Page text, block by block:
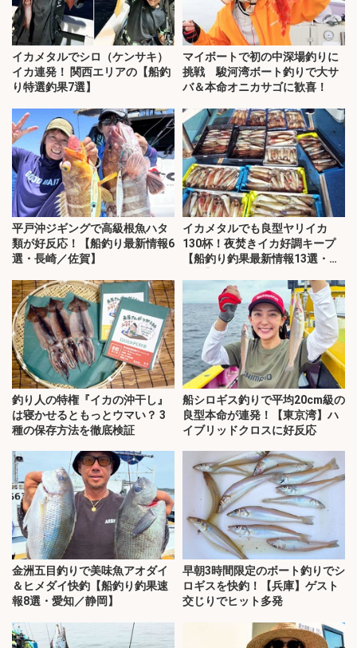
イカメタルでシロ（ケンサキ）
イカ連発！ 関西エリアの【船釣
り特選釣果7選】
マイボートで初の中深場釣りに
挑戦 駿河湾ボート釣りで大サ
バ＆本命オニカサゴに歓喜！
平戸沖ジギングで高級根魚ハタ
類が好反応！【船釣り最新情報6
選・長崎／佐賀】
イカメタルでも良型ヤリイカ
130杯！夜焚きイカ好調キープ
【船釣り釣果最新情報13選・玄
釣り人の特権『イカの沖干し』
は寝かせるともっとウマい？ 3
種の保存方法を徹底検証
船シロギス釣りで平均20cm級の
良型本命が連発！【東京湾】ハ
イブリッドクロスに好反応
金洲五目釣りで美味魚アオダイ
＆ヒメダイ快釣【船釣り釣果速
報8選・愛知／静岡】
早朝3時間限定のボート釣りでシ
ロギスを快釣！【兵庫】ゲスト
交じりでヒット多発